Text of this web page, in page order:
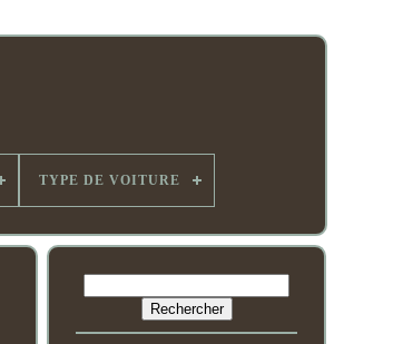
TYPE DE VOITURE